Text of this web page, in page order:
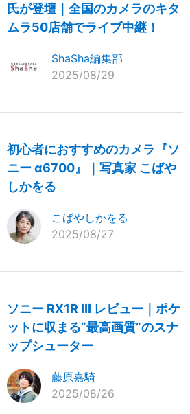
氏が登壇｜全国のカメラのキタ
ムラ50店舗でライブ中継！
ShaSha編集部
2025/08/29
初心者におすすめのカメラ『ソ
ニー α6700』｜写真家 こばや
しかをる
こばやしかをる
2025/08/27
ソニー RX1R III レビュー｜ポケ
ットに収まる“最高画質”のスナ
ップシューター
藤原嘉騎
2025/08/26